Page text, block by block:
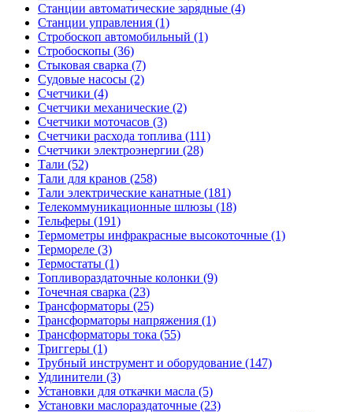
Станции автоматические зарядные (4)
Станции управления (1)
Стробоскоп автомобильный (1)
Стробоскопы (36)
Стыковая сварка (7)
Судовые насосы (2)
Счетчики (4)
Счетчики механические (2)
Счетчики моточасов (3)
Счетчики расхода топлива (111)
Счетчики электроэнергии (28)
Тали (52)
Тали для кранов (258)
Тали электрические канатные (181)
Телекоммуникационные шлюзы (18)
Тельферы (191)
Термометры инфракрасные высокоточные (1)
Термореле (3)
Термостаты (1)
Топливораздаточные колонки (9)
Точечная сварка (23)
Трансформаторы (25)
Трансформаторы напряжения (1)
Трансформаторы тока (55)
Триггеры (1)
Трубный инструмент и оборудование (147)
Удлинители (3)
Установки для откачки масла (5)
Установки маслораздаточные (23)